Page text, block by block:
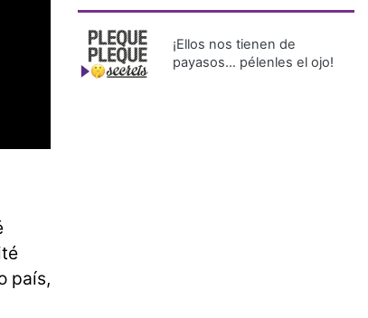
país,
¡Ellos nos tienen de
payasos… pélenles el ojo!